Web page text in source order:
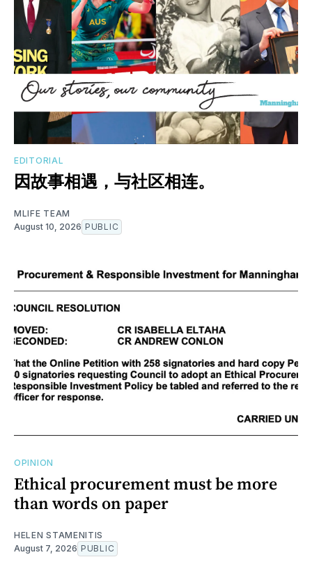
EDITORIAL
因故事相遇，与社区相连。
MLIFE TEAM
August 10, 2026 PUBLIC
OPINION
Ethical procurement must be more
than words on paper
HELEN STAMENITIS
August 7, 2026 PUBLIC